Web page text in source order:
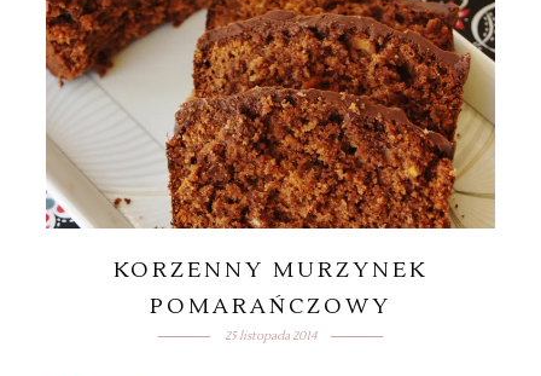
KORZENNY MURZYNEK
POMARAŃCZOWY
25 listopada 2014